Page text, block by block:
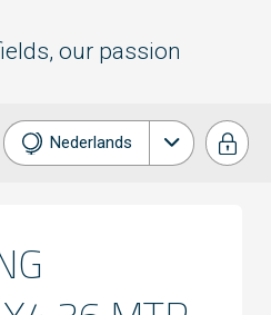
our passion
Nederlands